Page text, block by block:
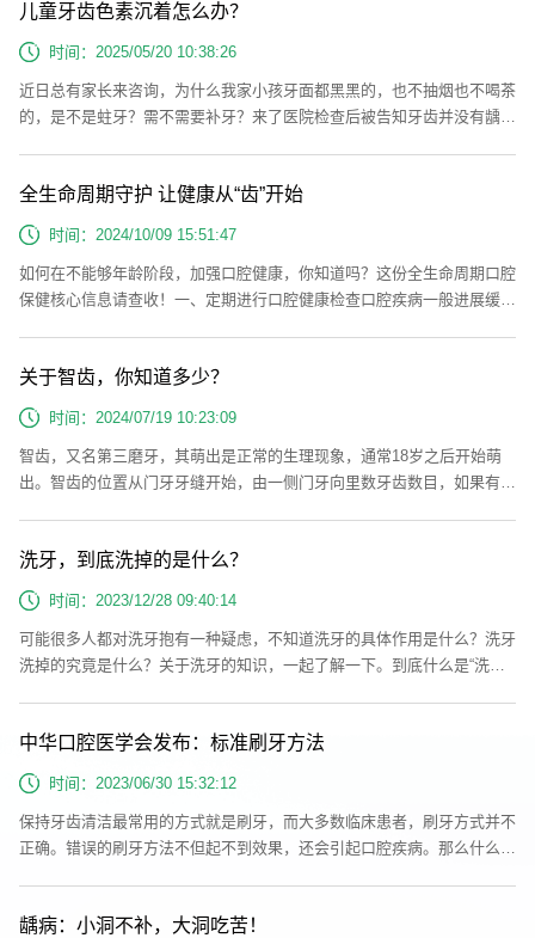
过科普后，小成妈妈才知道龋洞的危害远不止这次的“事故”。乳牙龋病是
儿童时期常见的口腔疾病，如果不及时治疗和预防，会对孩子的健康产生
一系列不良影...
儿童牙齿色素沉着怎么办？
时间：2025/05/20 10:38:26
近日总有家长来咨询，为什么我家小孩牙面都黑黑的，也不抽烟也不喝茶
的，是不是蛀牙？需不需要补牙？来了医院检查后被告知牙齿并没有龋
色、褐色甚至绿色的斑点，通常是外源性着色，多数与饮食、口腔卫生或
某些药物有关。这种色素沉积是一种牙齿外在的颜色改变，乳牙与恒牙都
有可能发生。牙面...
全生命周期守护 让健康从“齿”开始
时间：2024/10/09 15:51:47
如何在不能够年龄阶段，加强口腔健康，你知道吗？这份全生命周期口腔
保健核心信息请查收！一、定期进行口腔健康检查口腔疾病一般进展缓
腔疾病进展快，建议每半年进行一次口腔检查;孕期口腔疾病有可能导致
胎儿早产或低出生体重，建议孕前进行一次全面口腔检查，尽早发现口腔
问题，及时治疗龋...
关于智齿，你知道多少？
时间：2024/07/19 10:23:09
智齿，又名第三磨牙，其萌出是正常的生理现象，通常18岁之后开始萌
出。智齿的位置从门牙牙缝开始，由一侧门牙向里数牙齿数目，如果有第
食物种类的变化，如现代人饮食越来越精细，不需要咀嚼过于坚硬的食
物，带来咀嚼器官的退化，造成颌骨长度与牙列所需长度的不协调，即颌
骨量小于牙量，下...
洗牙，到底洗掉的是什么？
时间：2023/12/28 09:40:14
可能很多人都对洗牙抱有一种疑虑，不知道洗牙的具体作用是什么？洗牙
洗掉的究竟是什么？关于洗牙的知识，一起了解一下。到底什么是“洗
所使用的工具不同，临床上可以分成手工洁治和超声波洁治两种。手工洁
治就是用类似“小钩子”的专业手工器械把牙结石从牙齿表面“撬”下来。主
要在下...
中华口腔医学会发布：标准刷牙方法
时间：2023/06/30 15:32:12
保持牙齿清洁最常用的方式就是刷牙，而大多数临床患者，刷牙方式并不
正确。错误的刷牙方法不但起不到效果，还会引起口腔疾病。那么什么才
龈出血等不适现象。为了让大家了解并掌握正确的刷牙方法，中国口腔医
龋病：小洞不补，大洞吃苦！